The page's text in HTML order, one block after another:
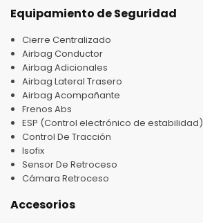
Equipamiento de Seguridad
Cierre Centralizado
Airbag Conductor
Airbag Adicionales
Airbag Lateral Trasero
Airbag Acompañante
Frenos Abs
ESP (Control electrónico de estabilidad)
Control De Tracción
Isofix
Sensor De Retroceso
Cámara Retroceso
Accesorios